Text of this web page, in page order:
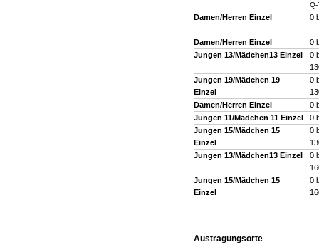
Q-
Damen/Herren Einzel 0
Damen/Herren Einzel
0
Jungen 13/Mädchen13 Einzel
0
Jungen 19/Mädchen 19
Einzel
0
Damen/Herren Einzel
0
Jungen 11/Mädchen 11 Einzel
0
Jungen 15/Mädchen 15
Einzel
0
Jungen 13/Mädchen13 Einzel
0
Jungen 15/Mädchen 15
Einzel
0
Austragungsorte